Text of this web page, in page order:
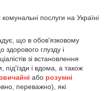
послуги на Україні
що в обов'язковому
здорового глузду і
зі встановлення
під'їзди і вдома, а також
або розумні
переважно), які